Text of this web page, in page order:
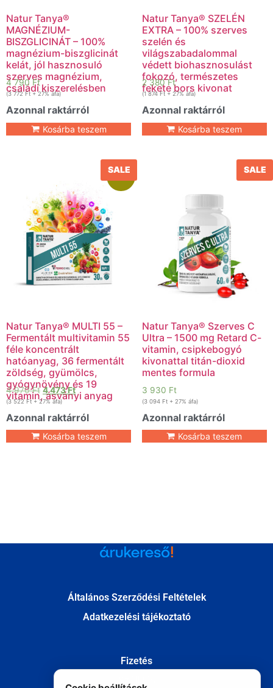
Natur Tanya®
MAGNÉZIUM-
BISZGLICINÁT – 100%
magnézium-biszglicinát
kelát, jól hasznosuló
szerves magnézium,
családi kiszerelésben
4 790 Ft
(3 772 Ft + 27% áfa)
Azonnal raktárról
Kosárba teszem
Natur Tanya® SZELÉN
EXTRA – 100% szerves
szelén és
világszabadalommal
védett biohasznosulást
fokozó, természetes
fekete bors kivonat
2 380Ft
(1 874Ft+ 27% áfa)
Azonnal raktárról
Kosárba teszem
Akció!
SALE
Natur Tanya® MULTI 55 –
Fermentált multivitamin 55
féle koncentrált
hatóanyag, 36 fermentált
zöldség, gyümölcs,
gyógynövény és 19
vitamin, ásványi anyag
4 970Ft 4 473Ft
(3 522 Ft+ 27% áfa)
Azonnal raktárról
Kosárba teszem
SALE
Natur Tanya® Szerves C
Ultra – 1500 mg Retard C-
vitamin, csipkebogyó
kivonattal titán-dioxid
mentes formula
3 930 Ft
(3 094 Ft+ 27% áfa)
Azonnal raktárról
Kosárba teszem
Általános Szerződési Feltételek
Adatkezelési tájékoztató
Fizetés